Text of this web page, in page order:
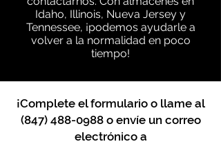
Idaho, Illinois, Nueva Jersey y
Tennessee, ¡podemos ayudarle a
volver a la normalidad en poco
tiempo!
¡Complete el formulario o llame al
(847) 488-0988o envíe un correo
electrónico a